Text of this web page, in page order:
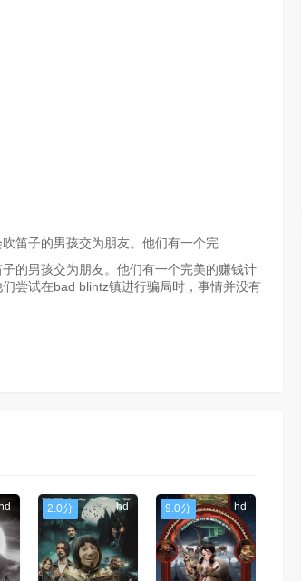
笛子的男孩交为朋友。他们有一个完
的男孩交为朋友。他们有一个完美的赚钱计
尝试在bad blintz镇进行骗局时，事情并没有
hd 2.0分 hd 9.0分 hd